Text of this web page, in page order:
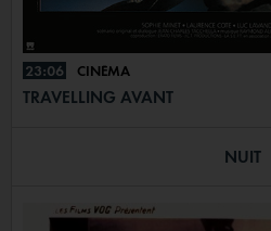
23:06 CINÉMA
TRAVELLING AVANT
NUIT